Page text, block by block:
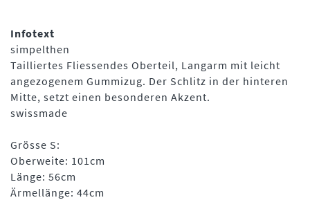
Infotext
simpelthen
Tailliertes Fliessendes Oberteil, Langarm mit leicht
angezogenem Gummizug. Der Schlitz in der hinteren
Mitte, setzt einen besonderen Akzent.
swissmade
Grösse S:
Oberweite: 101cm
Länge: 56cm
Ärmellänge: 44cm